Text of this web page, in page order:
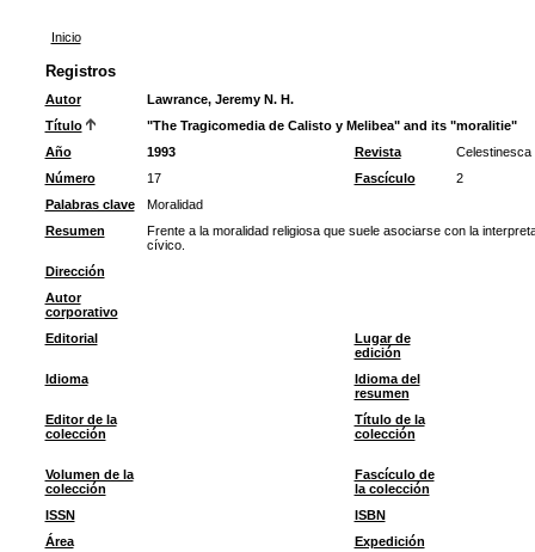
Inicio
Registros
Autor
Lawrance, Jeremy N. H.
Título
"The Tragicomedia de Calisto y Melibea" and its "moralitie"
Año
1993 Revista
Celestinesca
Número
17 Fascículo
2
Palabras clave
Moralidad
Resumen
Frente a la moralidad religiosa que suele asociarse con la
cívico.
Dirección
Autor
corporativo
Editorial
Lugar de
edición
Idioma
Idioma del
resumen
Editor de la
colección
Título de la
colección
Volumen de la
colección
Fascículo de
la colección
ISSN
ISBN
Área
Expedición